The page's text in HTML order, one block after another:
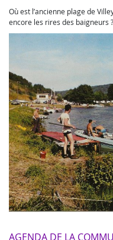
Où est l’ancienne plage de
encore les rires des baigneurs ?
AGENDA DE LA